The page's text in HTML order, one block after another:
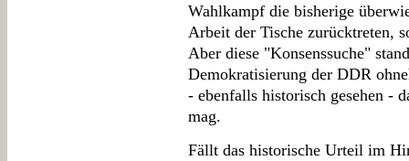
Wahlkampf die bisherige
Arbeit der Tische zurücktreten,
Aber diese "Konsenssuche"
Demokratisierung der DDR
- ebenfalls historisch gesehen -
mag.
Fällt das historische Urteil im